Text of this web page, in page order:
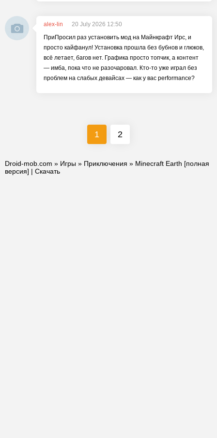
alex-lin
20 July 2026 12:50
ПриПросил раз установить мод на Майнкрафт Ирс, и
просто кайфанул! Установка прошла без бубнов и глюков,
всё летает, багов нет. Графика просто топчик, а контент
— имба, пока что не разочаровал. Кто-то уже играл без
проблем на слабых девайсах — как у вас performance?
1 2
Droid-mob.com » Игры » Приключения » Minecraft Earth [полная
версия] | Скачать